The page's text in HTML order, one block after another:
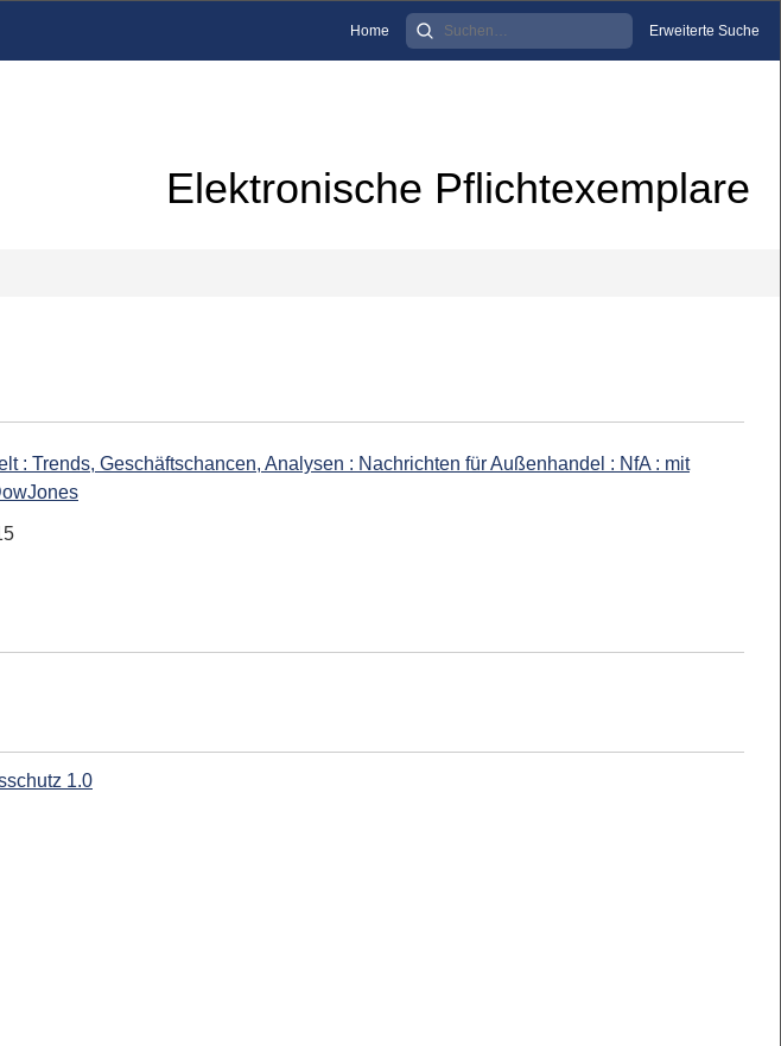
Home Erweiterte Suche
Elektronische Pflichtexemplare
: Trends, Geschäftschancen, Analysen : Nachrichten für Außenhandel : NfA : mit
1.0